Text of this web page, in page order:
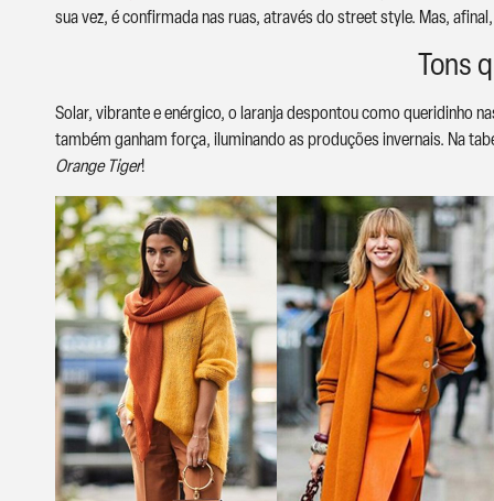
sua vez, é confirmada nas ruas, através do street style. Mas,
Tons
Solar, vibrante e enérgico, o laranja despontou como queridinho
também ganham força, iluminando as produções invernais. Na
Orange Tiger!